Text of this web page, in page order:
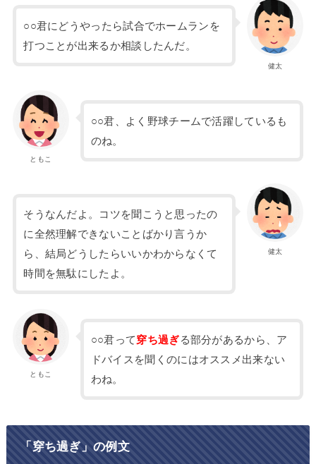
健太
○○君にどうやったら試合でホームランを
打つことが出来るか相談したんだ。
ともこ
○○君、よく野球チームで活躍しているも
のね。
健太
そうなんだよ。コツを聞こうと思ったの
に全然理解できないことばかり言うか
ら、結局どうしたらいいかわからなくて
時間を無駄にしたよ。
ともこ
○○君って穿ち過ぎる部分があるから、ア
ドバイスを聞くのにはオススメ出来ない
わね。
「穿ち過ぎ」の例文